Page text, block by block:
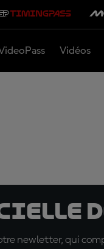
Vidéos
de
newletter, qui